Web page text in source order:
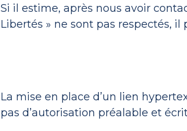
Si il estime, après nous avoir
Libertés » ne sont pas respectés,
La mise en place d’un lien
pas d’autorisation préalable et